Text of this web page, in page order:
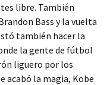
libre. También
Bass y la vuelta
también hacer la
la gente de fútbol
liguero por los
acabó la magia, Kobe